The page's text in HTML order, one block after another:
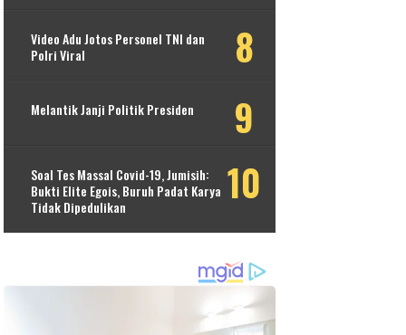
Video Adu Jotos Personel TNI dan
Polri Viral
Melantik Janji Politik Presiden
Soal Tes Massal Covid-19, Jumisih:
Bukti Elite Egois, Buruh Padat Karya
Tidak Dipedulikan